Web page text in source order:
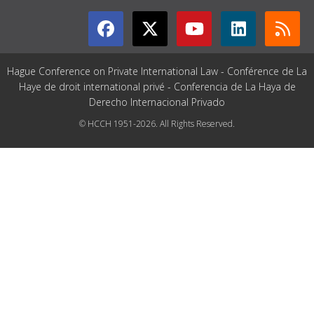
Hague Conference on Private International Law - Conférence de La
Haye de droit international privé - Conferencia de La Haya de
Derecho Internacional Privado
© HCCH 1951-2026. All Rights Reserved.